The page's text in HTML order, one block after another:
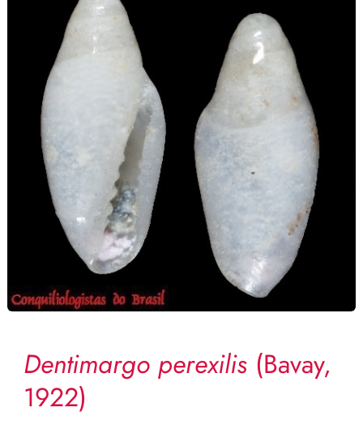
Dentimargo perexilis(Bavay,
1922)